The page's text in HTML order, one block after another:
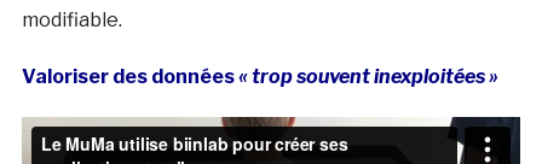
modifiable.
Valoriser des données« trop souvent inexploitées »